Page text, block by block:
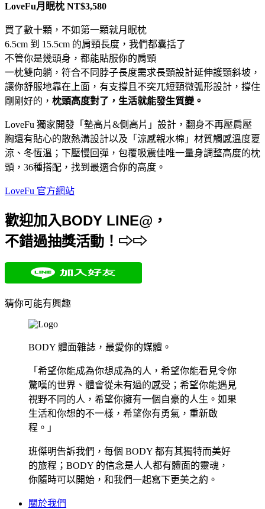
LoveFu月眠枕 NT$3,580
買了數十顆，不如第一顆就月眠枕
6.5cm 到 15.5cm 的肩頸長度，我們都囊括了
不管你是幾頭身，都能貼服你的肩頸
一枕雙向躺，符合不同脖子長度需求長頸設計延伸護頸斜坡，
讓你舒服地靠在上面，有支撐且不突兀短頸微弧形設計，撐住
剛剛好的， 枕頭高度對了，生活就能發生質變。
LoveFu 獨家開發「墊高片&側高片」設計，翻身不再壓肩壓
胸還有貼心的散熱溝設計以及「涼感親水棉」材質觸感溫度夏
涼、冬恆溫；下壓慢回彈，包覆吸震佳唯一量身調整高度的枕
頭，36種搭配，找到最適合你的高度。
LoveFu 官方網站
歡迎加入BODY LINE@，
不錯過抽獎活動！⇨⇨
猜你可能有興趣
BODY 體面雜誌，最愛你的媒體。
「希望你能成為你想成為的人，希望你能看見令你
驚嘆的世界、體會從未有過的感受；希望你能遇見
視野不同的人，希望你擁有一個自豪的人生。如果
生活和你想的不一樣，希望你有勇氣，重新啟
程。」
班傑明告訴我們，每個 BODY 都有其獨特而美好
的旅程；BODY 的信念是人人都有體面的靈魂，
你隨時可以開始，和我們一起寫下更美之約。
關於我們